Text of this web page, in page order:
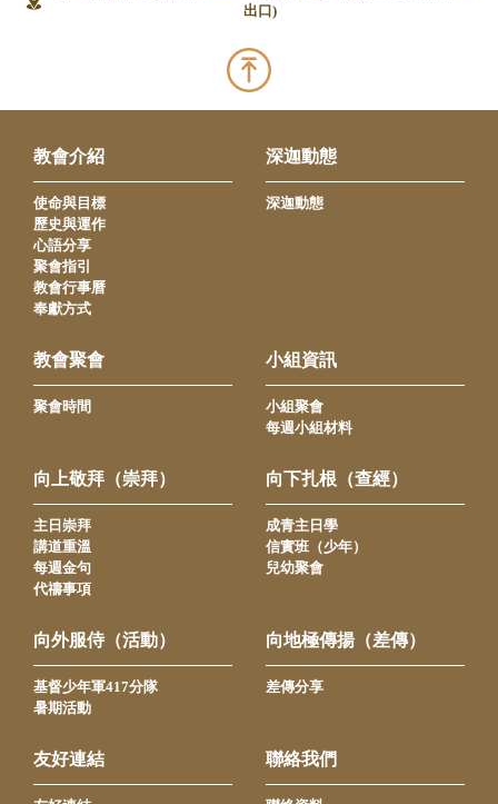
出口)
教會介紹
使命與目標
歷史與運作
心語分享
聚會指引
教會行事曆
奉獻方式
深迦動態
深迦動態
教會聚會
聚會時間
小組資訊
小組聚會
每週小組材料
向上敬拜（崇拜）
主日崇拜
講道重溫
每週金句
代禱事項
向下扎根（查經）
成青主日學
信實班（少年）
兒幼聚會
向外服侍（活動）
基督少年軍417分隊
暑期活動
向地極傳揚（差傳）
差傳分享
友好連結 聯絡我們